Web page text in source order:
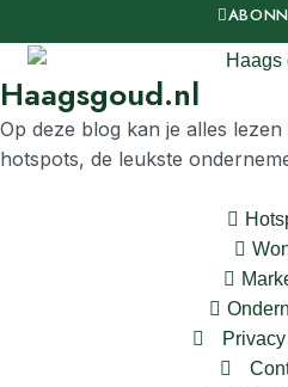
Haagsgoud.nl
Op deze blog kan je alles
hotspots, de leukste